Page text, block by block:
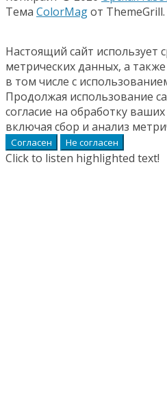
Тема ColorMagот
Настоящий сайт использует
метрических данных, а
в том числе с
Продолжая использование
согласие на обработку
включая сбор и анализ
Согласен Не согласен
Click to listen highlighted text!